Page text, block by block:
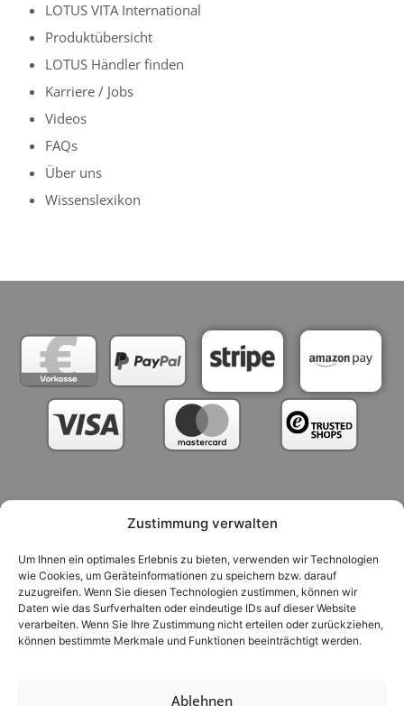
Zustimmung verwalten
Um Ihnen ein optimales Erlebnis zu bieten, verwenden wir Technologien
wie Cookies, um Geräteinformationen zu speichern bzw. darauf
zuzugreifen. Wenn Sie diesen Technologien zustimmen, können wir
Daten wie das Surfverhalten oder eindeutige IDs auf dieser Website
verarbeiten. Wenn Sie Ihre Zustimmung nicht erteilen oder zurückziehen,
können bestimmte Merkmale und Funktionen beeinträchtigt werden.
Ablehnen
LOTUS VITA International
Produktübersicht
LOTUS Händler finden
Karriere / Jobs
Videos
FAQs
Über uns
Wissenslexikon
Versandarten Zahlungsarten
Nutzungsbedingungen / AGB
Widerrufsrecht & Rückgabebedingungen Impressum
Datenschutzerklärung Cookie-Richtlinie (EU)